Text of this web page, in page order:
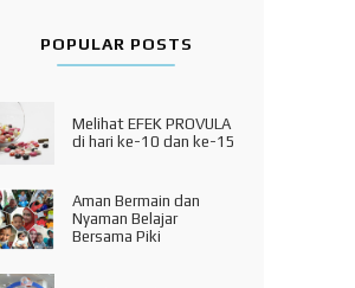
POPULAR POSTS
Melihat EFEK PROVULA
di hari ke-10 dan ke-15
Aman Bermain dan
Nyaman Belajar
Bersama Piki